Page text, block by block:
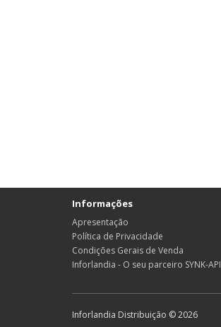
Informações
Apresentação
Política de Privacidade
Condições Gerais de Venda
Inforlandia - O seu parceiro SYNK-API
Inforlandia Distribuição © 2026